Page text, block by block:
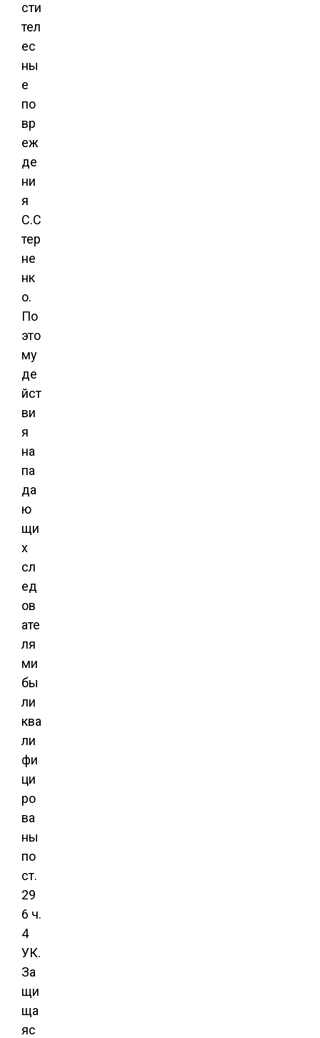
сти
тел
ес
ны
е
по
вр
еж
де
ни
я
С.С
тер
не
нк
о.
По
это
му
де
йст
ви
я
на
па
да
ю
щи
х
сл
ед
ов
ате
ля
ми
бы
ли
ква
ли
фи
ци
ро
ва
ны
по
ст.
29
6 ч.
4
УК.
За
щи
ща
яс